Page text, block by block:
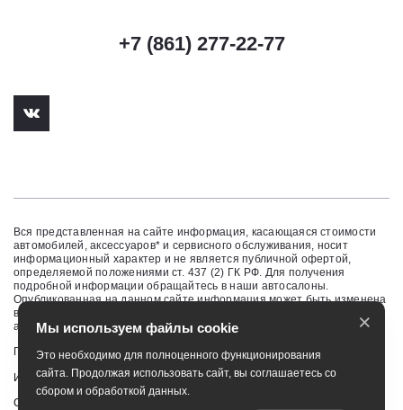
+7 (861) 277-22-77
Вся представленная на сайте информация, касающаяся стоимости
автомобилей, аксессуаров* и сервисного обслуживания, носит
информационный характер и не является публичной офертой,
определяемой положениями ст. 437 (2) ГК РФ. Для получения
подробной информации обращайтесь в наши автосалоны.
Опубликованная на данном сайте информация может быть изменена
в любое время без предварительного уведомления. * Стоимость
аксессуаров указана без учета стоимости установки.
Правовая информация
Изменить настройку cookies
Сбросить cookie
Мы используем файлы cookie
Это необходимо для полноценного функционирования
сайта. Продолжая использовать сайт, вы соглашаетесь со
сбором и обработкой данных.
×